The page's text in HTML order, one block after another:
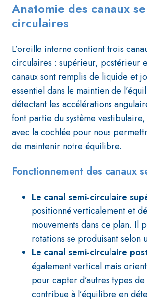
Anatomie des canaux
circulaires
L’oreille interne contient trois
circulaires : supérieur, postérieur
canaux sont remplis de liquide et
essentiel dans le maintien de
détectant les accélérations
font partie du système
avec la cochlée pour nous
de maintenir notre équilibre.
Fonctionnement des canaux
Le canal semi-circulaire
positionné verticalement et
mouvements dans ce plan. Il
rotations se produisant selon
Le canal semi-circulaire
également vertical mais
pour capter d’autres types
contribue à l’équilibre en